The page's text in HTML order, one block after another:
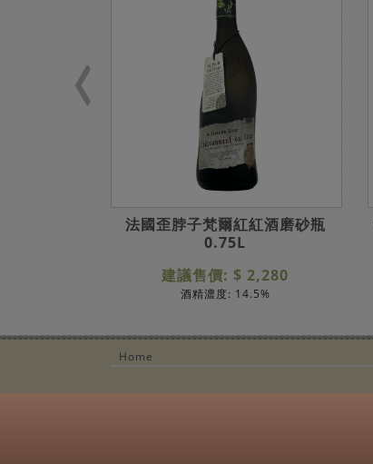
法國歪脖子梵爾紅紅酒磨砂瓶
0.75L
建議售價: $ 2,280
酒精濃度: 14.5%
Home